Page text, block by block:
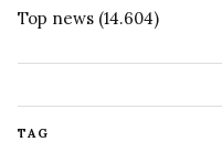
Top news (14.604)
TAG